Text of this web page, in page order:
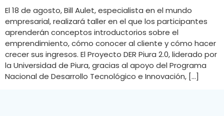
El 18 de agosto, Bill Aulet, especialista en el mundo
empresarial, realizará taller en el que los participantes
aprenderán conceptos introductorios sobre el
emprendimiento, cómo conocer al cliente y cómo hacer
crecer sus ingresos. El Proyecto DER Piura 2.0, liderado por
la Universidad de Piura, gracias al apoyo del Programa
Nacional de Desarrollo Tecnológico e Innovación, […]